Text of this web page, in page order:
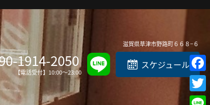
滋賀県草津市野路町６６８−６
1914-2050
【電話受付】10:00～23:00
スケジュール